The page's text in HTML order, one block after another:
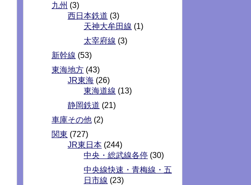
九州 (3)
西日本鉄道 (3)
天神大牟田線 (1)
太宰府線 (3)
新幹線 (53)
東海地方 (43)
JR東海 (26)
東海道線 (13)
静岡鉄道 (21)
車庫その他 (2)
関東 (727)
JR東日本 (244)
中央・総武線各停 (30)
中央線快速・青梅線・五
日市線 (23)